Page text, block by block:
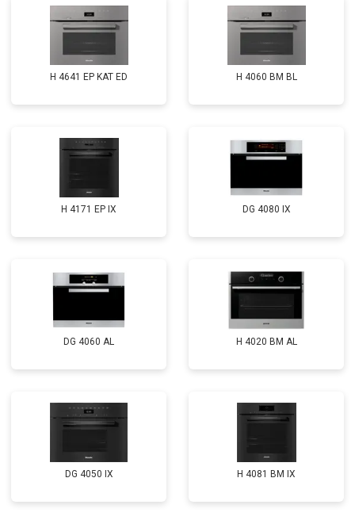
H 4641 EP KAT ED H 4060 BM BL
H 4171 EP IX DG 4080 IX
DG 4060 AL H 4020 BM AL
DG 4050 IX H 4081 ВМ IX